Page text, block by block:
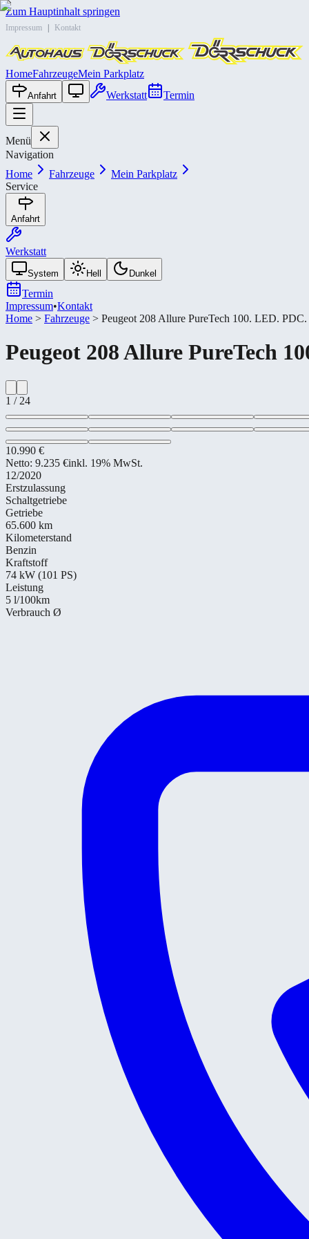
Zum Hauptinhalt springen
Impressum Kontakt
HomeFahrzeugeMein Parkplatz
Anfahrt Werkstatt Termin
Menü
Navigation
Home
Fahrzeuge
Mein Parkplatz
Service
Anfahrt
Werkstatt
System Hell Dunkel
Termin
Impressum•Kontakt
Home > Fahrzeuge > Peugeot 208 Allure PureTech 100. LED.
Peugeot 208 Allure PureTech
1 / 24
10.990 €
Netto: 9.235 €inkl. 19% MwSt.
12/2020
Erstzulassung
Schaltgetriebe
Getriebe
65.600 km
Kilometerstand
Benzin
Kraftstoff
74 kW (101 PS)
Leistung
5 l/100km
Verbrauch Ø